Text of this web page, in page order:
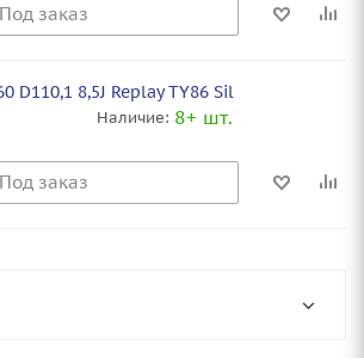
Под заказ
D110,1 8,5J Replay TY86 Sil
Наличие: 8+ шт.
Под заказ